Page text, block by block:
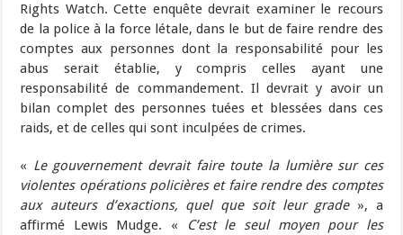
Rights Watch. Cette enquête devrait examiner le recours
de la police à la force létale, dans le but de faire rendre des
comptes aux personnes dont la responsabilité pour les
abus serait établie, y compris celles ayant une
responsabilité de commandement. Il devrait y avoir un
bilan complet des personnes tuées et blessées dans ces
raids, et de celles qui sont inculpées de crimes.
« Le gouvernement devrait faire toute la lumière sur ces
violentes opérations policières et faire rendre des comptes
aux auteurs d’exactions, quel que soit leur grade », a
affirmé Lewis Mudge. « C’est le seul moyen pour les